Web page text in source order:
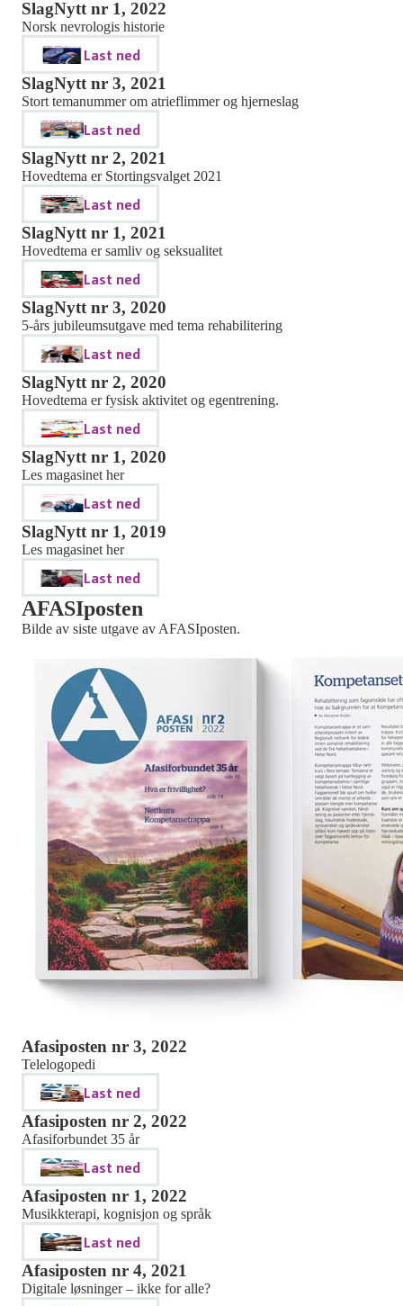
SlagNytt nr 1, 2022
Norsk nevrologis historie
Last ned
SlagNytt nr 3, 2021
Stort temanummer om atrieflimmer og hjerneslag
Last ned
SlagNytt nr 2, 2021
Hovedtema er Stortingsvalget 2021
Last ned
SlagNytt nr 1, 2021
Hovedtema er samliv og seksualitet
Last ned
SlagNytt nr 3, 2020
5-års jubileumsutgave med tema rehabilitering
Last ned
SlagNytt nr 2, 2020
Hovedtema er fysisk aktivitet og egentrening.
Last ned
SlagNytt nr 1, 2020
Les magasinet her
Last ned
SlagNytt nr 1, 2019
Les magasinet her
Last ned
AFASIposten
Bilde av siste utgave av AFASIposten.
Afasiposten nr 3, 2022
Telelogopedi
Last ned
Afasiposten nr 2, 2022
Afasiforbundet 35 år
Last ned
Afasiposten nr 1, 2022
Musikkterapi, kognisjon og språk
Last ned
Afasiposten nr 4, 2021
Digitale løsninger – ikke for alle?